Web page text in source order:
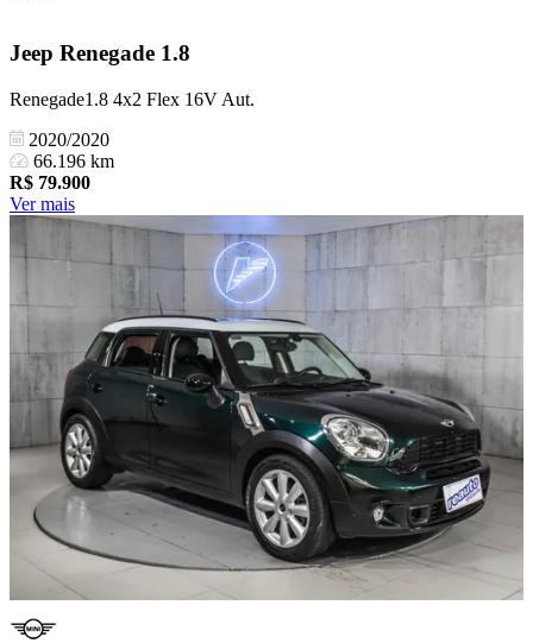
Jeep Renegade 1.8
Renegade1.8 4x2 Flex 16V Aut.
2020/2020
66.196 km
R$ 79.900
Ver mais